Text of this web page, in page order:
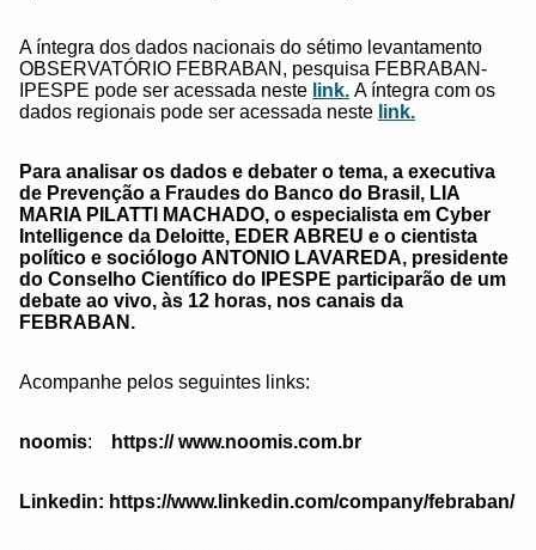
A íntegra dos dados nacionais do sétimo levantamento
OBSERVATÓRIO FEBRABAN, pesquisa FEBRABAN-
IPESPE pode ser acessada neste link. A íntegra com os
dados regionais pode ser acessada neste link.
Para analisar os dados e debater o tema, a executiva
de Prevenção a Fraudes do Banco do Brasil, LIA
MARIA PILATTI MACHADO, o especialista em Cyber
Intelligence da Deloitte, EDER ABREU e o cientista
político e sociólogo ANTONIO LAVAREDA, presidente
do Conselho Científico do IPESPE participarão de um
debate ao vivo, às 12 horas, nos canais da
FEBRABAN.
Acompanhe pelos seguintes links:
noomis: https:// www.noomis.com.br
Linkedin: https://www.linkedin.com/company/febraban/